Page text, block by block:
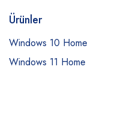
Ürünler
Windows 10 Home
Windows 11 Home